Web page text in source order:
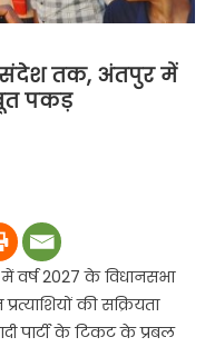
संदेश तक, अंतपुर में
पकड़
वर्ष 2027 के विधानसभा
की सक्रियता
पार्टी के टिकट के प्रबल